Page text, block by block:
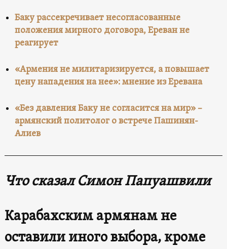
Баку рассекречивает несогласованные
положения мирного договора, Ереван не
реагирует
«Армения не милитаризируется, а повышает
цену нападения на нее»: мнение из Еревана
«Без давления Баку не согласится на мир» –
армянский политолог о встрече Пашинян-
Алиев
Что сказал Симон Папуашвили
Карабахским армянам не
оставили иного выбора, кроме